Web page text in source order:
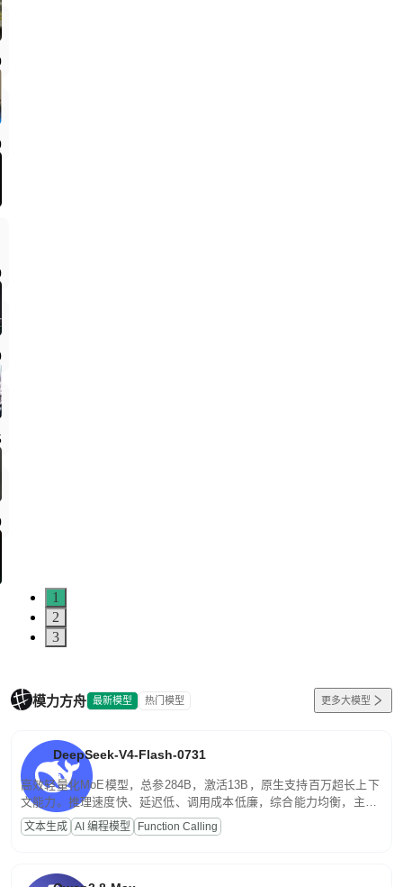
1
2
3
模力方舟 最新模型 热门模型 更多大模型
DeepSeek-V4-Flash-0731
高效轻量化MoE模型，总参284B，激活13B，原生支持百万超长上下
文能力。推理速度快、延迟低、调用成本低廉，综合能力均衡，主打
高并发、轻量化任务，适合日常对话、内容创作、基础 RAG、批量
文案处理等普惠刚需场景。
文本生成 AI 编程模型 Function Calling